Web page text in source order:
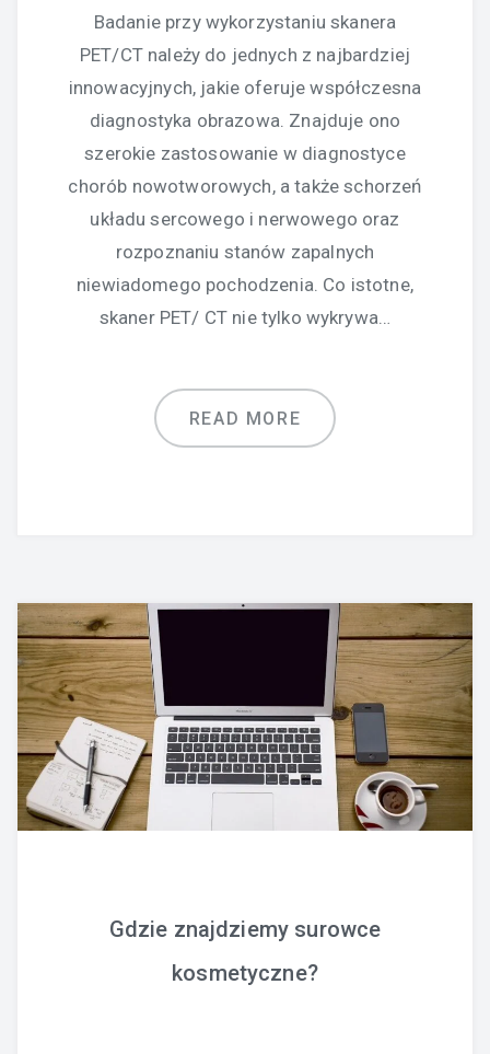
Badanie przy wykorzystaniu skanera
PET/CT należy do jednych z najbardziej
innowacyjnych, jakie oferuje współczesna
diagnostyka obrazowa. Znajduje ono
szerokie zastosowanie w diagnostyce
chorób nowotworowych, a także schorzeń
układu sercowego i nerwowego oraz
rozpoznaniu stanów zapalnych
niewiadomego pochodzenia. Co istotne,
skaner PET/ CT nie tylko wykrywa…
READ MORE
Gdzie znajdziemy surowce
kosmetyczne?